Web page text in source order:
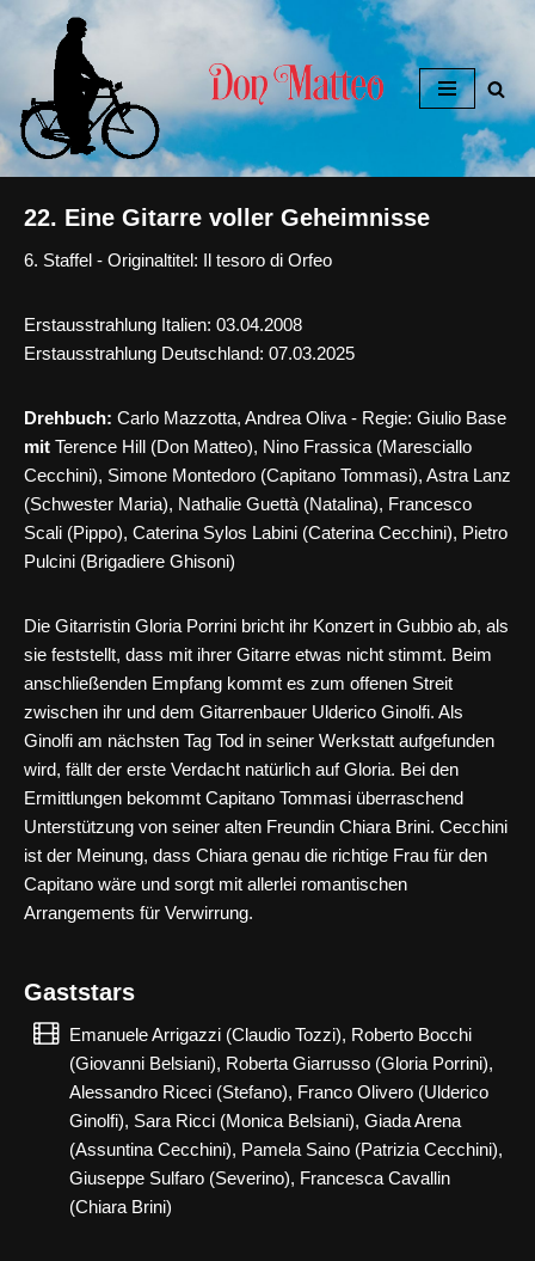
springen
22. Eine Gitarre voller Geheimnisse
6. Staffel - Originaltitel: Il tesoro di Orfeo
Erstausstrahlung Italien: 03.04.2008
Erstausstrahlung Deutschland: 07.03.2025
Drehbuch: Carlo Mazzotta, Andrea Oliva - Regie: Giulio Base
mit Terence Hill (Don Matteo), Nino Frassica (Maresciallo
Cecchini), Simone Montedoro (Capitano Tommasi), Astra Lanz
(Schwester Maria), Nathalie Guettà (Natalina), Francesco
Scali (Pippo), Caterina Sylos Labini (Caterina Cecchini), Pietro
Pulcini (Brigadiere Ghisoni)
Die Gitarristin Gloria Porrini bricht ihr Konzert in Gubbio ab, als
sie feststellt, dass mit ihrer Gitarre etwas nicht stimmt. Beim
anschließenden Empfang kommt es zum offenen Streit
zwischen ihr und dem Gitarrenbauer Ulderico Ginolfi. Als
Ginolfi am nächsten Tag Tod in seiner Werkstatt aufgefunden
wird, fällt der erste Verdacht natürlich auf Gloria. Bei den
Ermittlungen bekommt Capitano Tommasi überraschend
Unterstützung von seiner alten Freundin Chiara Brini. Cecchini
ist der Meinung, dass Chiara genau die richtige Frau für den
Capitano wäre und sorgt mit allerlei romantischen
Arrangements für Verwirrung.
Gaststars
Emanuele Arrigazzi (Claudio Tozzi), Roberto Bocchi
(Giovanni Belsiani), Roberta Giarrusso (Gloria Porrini),
Alessandro Riceci (Stefano), Franco Olivero (Ulderico
Ginolfi), Sara Ricci (Monica Belsiani), Giada Arena
(Assuntina Cecchini), Pamela Saino (Patrizia Cecchini),
Giuseppe Sulfaro (Severino), Francesca Cavallin
(Chiara Brini)